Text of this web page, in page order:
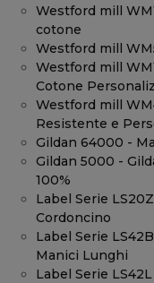
Westford mill
cotone
Westford mill
Westford mill
Cotone
Westford mill
Resistente e
Gildan 64000 -
Gildan 5000 -
100%
Label Serie
Cordoncino
Label Serie
Manici Lunghi
Label Serie